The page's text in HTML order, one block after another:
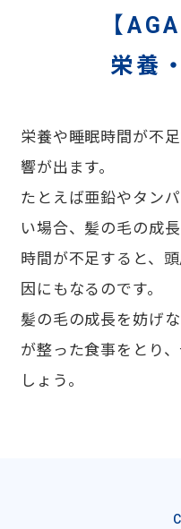
【
栄養
栄養や睡眠時間が不
響が出ます。
たとえば亜鉛やタン
い場合、髪の毛の成
時間が不足すると、
因にもなるのです。
髪の毛の成長を妨げ
が整った食事をとり
しょう。